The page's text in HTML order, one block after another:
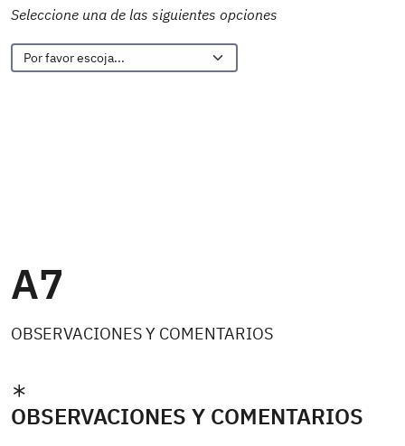
Seleccione una de las siguientes opciones
A7
OBSERVACIONES Y COMENTARIOS
OBSERVACIONES Y COMENTARIOS